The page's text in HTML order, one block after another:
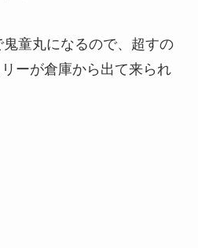
童丸になるので、超すの
ーが倉庫から出て来られ